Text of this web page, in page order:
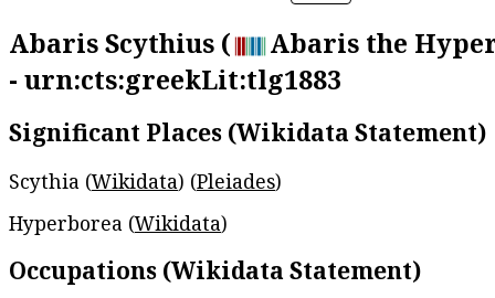
Abaris Scythius (
Abaris the
- urn:cts:greekLit:tlg1883
Significant Places (Wikidata Statement)
Scythia (Wikidata) (Pleiades)
Hyperborea (Wikidata)
Occupations (Wikidata Statement)